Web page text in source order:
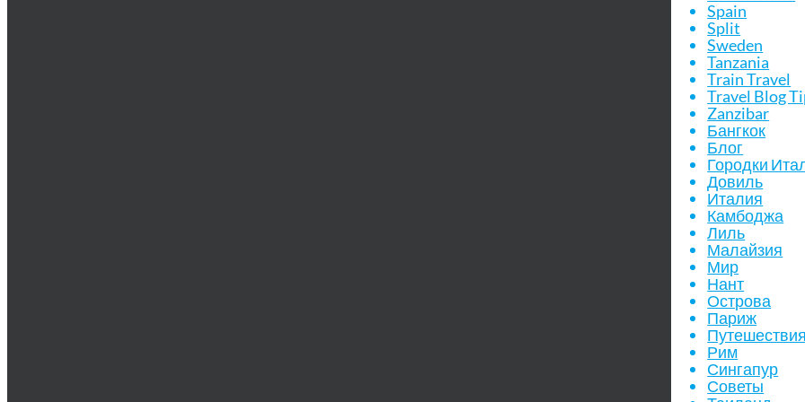
Spain
Split
Sweden
Tanzania
Train Travel
Travel Blog
Zanzibar
Бангкок
Блог
Городки
Довиль
Италия
Камбоджа
Лиль
Малайзия
Мир
Нант
Острова
Париж
Путешествия
Рим
Сингапур
Советы